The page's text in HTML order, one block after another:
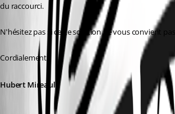
du raccourci.
N'hésitez pas si cette solution ne vous convient pas.
Cordialement,
Hubert Mireault